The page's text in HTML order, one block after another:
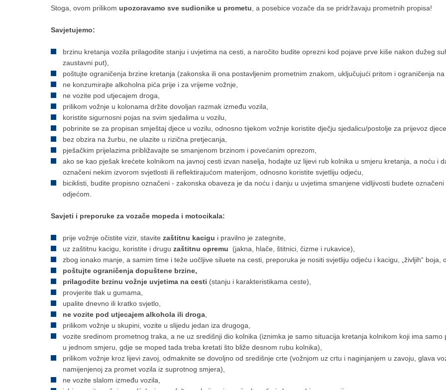
Stoga, ovom prilikom upozoravamo sve sudionike u prometu , a posebice vozače da se pridržavaju prometnih propisa!
Savjetujemo:
brzinu kretanja vozila prilagodite stanju i uvjetima na cesti, a naročito budite oprezni kod pojave prve kiše nakon dužeg
zaustavni put),
poštujte ograničenja brzine kretanja (zakonska ili ona postavljenim prometnim znakom, uključujući pritom i ograničenja
ne konzumirajte alkoholna pića prije i za vrijeme vožnje,
ne vozite pod utjecajem droga,
prilikom vožnje u kolonama držite dovoljan razmak između vozila,
koristite sigurnosni pojas na svim sjedalima u vozilu,
pobrinite se za propisan smještaj djece u vozilu, odnosno tijekom vožnje koristite dječju sjedalicu/postolje za prijevoz djece,
bez obzira na žurbu, ne ulazite u rizična pretjecanja,
pješačkim prijelazima približavajte se smanjenom brzinom i povećanim oprezom,
ako se kao pješak krećete kolnikom na javnoj cesti izvan naselja, hodajte uz lijevi rub kolnika u smjeru kretanja, a noću i
označeni nekim izvorom svjetlosti ili reflektirajućom materijom, odnosno koristite svjetliju odjeću,
biciklisti, budite propisno označeni - zakonska obaveza je da noću i danju u uvjetima smanjene vidljivosti budete
odjećom.
Savjeti i preporuke za vozače mopeda i motocikala:
prije vožnje očistite vizir, stavite zaštitnu kacigu i pravilno je zategnite,
uz zaštitnu kacigu, koristite i drugu zaštitnu opremu (jakna, hlače, štitnici, čizme i rukavice),
zbog ionako manje, a samim time i teže uočljive siluete na cesti, preporuka je nositi svjetliju odjeću i kacigu, „življih“ boja,
poštujte ograničenja dopuštene brzine,
prilagodite brzinu vožnje uvjetima na cesti (stanju i karakteristikama ceste),
provjerite tlak u gumama,
upalite dnevno ili kratko svjetlo,
ne vozite pod utjecajem alkohola ili droga
prilikom vožnje u skupini, vozite u slijedu jedan iza drugoga,
vozite sredinom prometnog traka, a ne uz središnji dio kolnika (iznimka je samo situacija kretanja kolnikom koji ima
u jednom smjeru, gdje se moped tada treba kretati što bliže desnom rubu kolnika),
prilikom vožnje kroz lijevi zavoj, odmaknite se dovoljno od središnje crte (vožnjom uz crtu i naginjanjem u zavoju, glava
namijenjenoj za promet vozila iz suprotnog smjera),
ne vozite slalom između vozila,